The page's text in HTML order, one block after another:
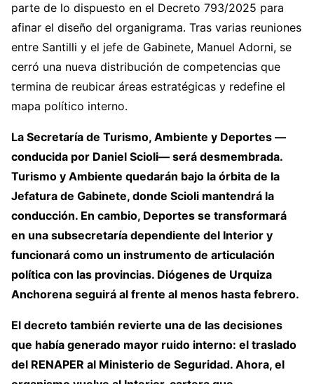
parte de lo dispuesto en el Decreto 793/2025 para
afinar el diseño del organigrama. Tras varias reuniones
entre Santilli y el jefe de Gabinete, Manuel Adorni, se
cerró una nueva distribución de competencias que
termina de reubicar áreas estratégicas y redefine el
mapa político interno.
La Secretaría de Turismo, Ambiente y Deportes —
conducida por Daniel Scioli— será desmembrada.
Turismo y Ambiente quedarán bajo la órbita de la
Jefatura de Gabinete, donde Scioli mantendrá la
conducción. En cambio, Deportes se transformará
en una subsecretaría dependiente del Interior y
funcionará como un instrumento de articulación
política con las provincias. Diógenes de Urquiza
Anchorena seguirá al frente al menos hasta febrero.
El decreto también revierte una de las decisiones
que había generado mayor ruido interno: el traslado
del RENAPER al Ministerio de Seguridad. Ahora, el